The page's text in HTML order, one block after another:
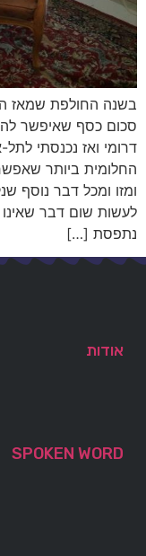
בשנה החולפת שמאז
סכום כסף שאיפשר
דרומי ואז נכנסתי
החלומית ביותר
ומזו ומכל דבר נוסף
לעשות שום דבר
נתפסת […]
אודות
SPOKEN WORD